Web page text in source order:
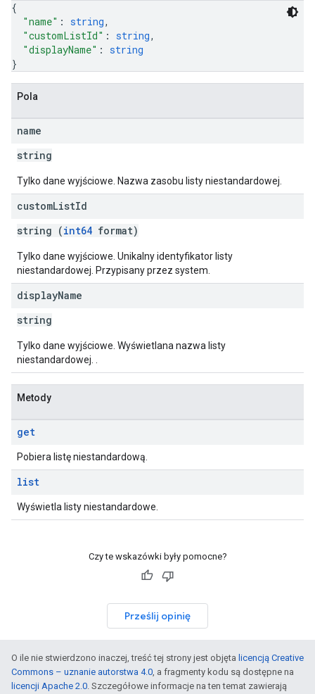
{
"name" : string,
"customListId" : string,
"displayName" : string
}
Pola
name
string
Tylko dane wyjściowe. Nazwa zasobu listy niestandardowej.
customListId
string (int64 format)
Tylko dane wyjściowe. Unikalny identyfikator listy
niestandardowej. Przypisany przez system.
displayName
string
Tylko dane wyjściowe. Wyświetlana nazwa listy
niestandardowej. .
Metody
get
Pobiera listę niestandardową.
list
Wyświetla listy niestandardowe.
Czy te wskazówki były pomocne?
Prześlij opinię
O ile nie stwierdzono inaczej, treść tej strony jest objęta licencją Creative
Commons – uznanie autorstwa 4.0, a fragmenty kodu są dostępne na
licencji Apache 2.0. Szczegółowe informacje na ten temat zawierają